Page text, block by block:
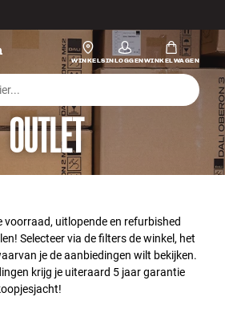
WINKELSINLOGGENWINKELWAGEN
OUTLET
voorraad, uitlopende en refurbished
Selecteer via de filters de winkel, het
je de aanbiedingen wilt bekijken.
krijg je uiteraard 5 jaar garantie